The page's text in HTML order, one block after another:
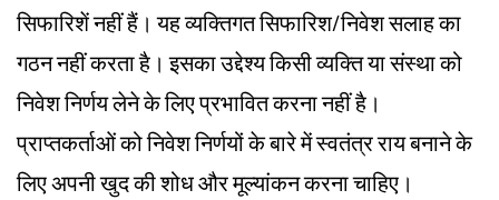
सिफारिशें नहीं हैं। यह व्यक्तिगत सिफारिश/निवेश सलाह का
गठन नहीं करता है। इसका उद्देश्य किसी व्यक्ति या संस्था को
निवेश निर्णय लेने के लिए प्रभावित करना नहीं है।
प्राप्तकर्ताओं को निवेश निर्णयों के बारे में स्वतंत्र राय बनाने के
लिए अपनी खुद की शोध और मूल्यांकन करना चाहिए।